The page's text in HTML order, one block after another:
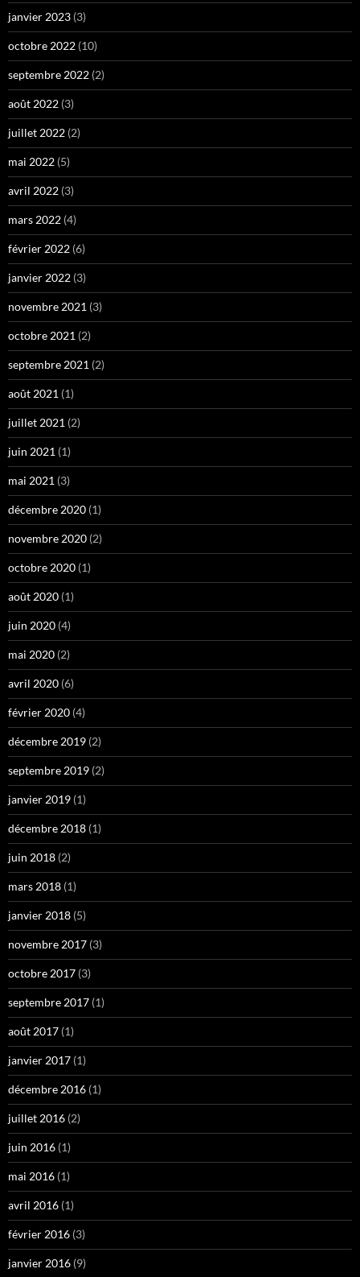
janvier 2023 (3)
octobre 2022 (10)
septembre 2022 (2)
août 2022 (3)
juillet 2022 (2)
mai 2022 (5)
avril 2022 (3)
mars 2022 (4)
février 2022 (6)
janvier 2022 (3)
novembre 2021 (3)
octobre 2021 (2)
septembre 2021 (2)
août 2021 (1)
juillet 2021 (2)
juin 2021 (1)
mai 2021 (3)
décembre 2020 (1)
novembre 2020 (2)
octobre 2020 (1)
août 2020 (1)
juin 2020 (4)
mai 2020 (2)
avril 2020 (6)
février 2020 (4)
décembre 2019 (2)
septembre 2019 (2)
janvier 2019 (1)
décembre 2018 (1)
juin 2018 (2)
mars 2018 (1)
janvier 2018 (5)
novembre 2017 (3)
octobre 2017 (3)
septembre 2017 (1)
août 2017 (1)
janvier 2017 (1)
décembre 2016 (1)
juillet 2016 (2)
juin 2016 (1)
mai 2016 (1)
avril 2016 (1)
février 2016 (3)
janvier 2016 (9)